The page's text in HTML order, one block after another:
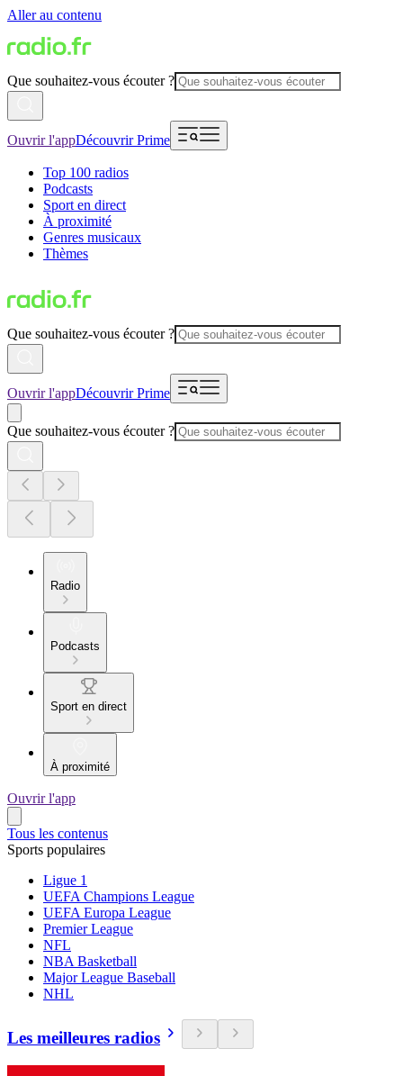
Aller au contenu
Que souhaitez-vous écouter ?
Ouvrir l'appDécouvrir Prime
Top 100 radios
Podcasts
Sport en direct
À proximité
Genres musicaux
Thèmes
Que souhaitez-vous écouter ?
Ouvrir l'appDécouvrir Prime
Que souhaitez-vous écouter ?
Radio
Podcasts
Sport en direct
À proximité
Ouvrir l'app
Tous les contenus
Sports populaires
Ligue 1
UEFA Champions League
UEFA Europa League
Premier League
NFL
NBA Basketball
Major League Baseball
NHL
Les meilleures radios